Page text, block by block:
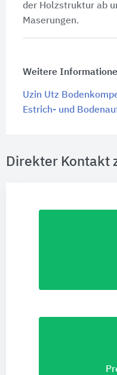
der Holzstruktur ab
Maserungen.
Weitere
Uzin Utz
Estrich- und
Direkter Kontakt